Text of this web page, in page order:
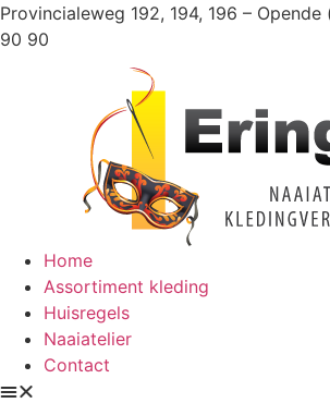
Ga
naar
Provincialeweg 192, 194, 196 –
90 90
Home
Assortiment kleding
Huisregels
Naaiatelier
Contact